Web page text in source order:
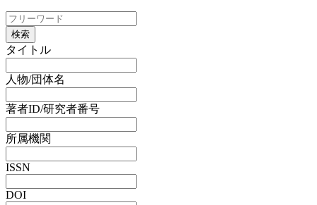
検索
タイトル
人物/団体名
著者ID/研究者番号
所属機関
ISSN
DOI